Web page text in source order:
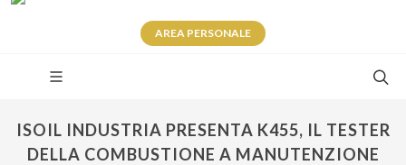
AREA PERSONALE
ISOIL INDUSTRIA PRESENTA K455, IL TESTER
DELLA COMBUSTIONE A MANUTENZIONE